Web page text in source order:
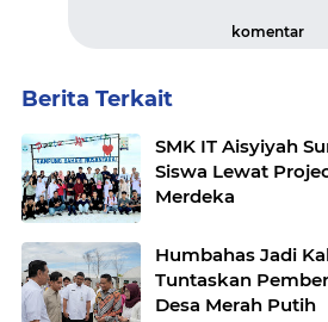
komentar
Berita Terkait
SMK IT Aisyiyah
Siswa Lewat
Merdeka
Humbahas Jadi
Tuntaskan
Desa Merah Putih